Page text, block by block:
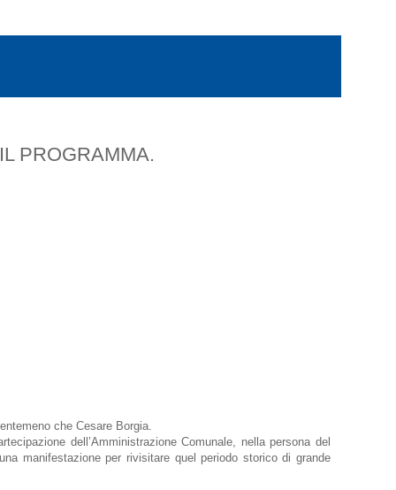
PROGRAMMA.
che Cesare Borgia.
dell’Amministrazione Comunale, nella persona del
manifestazione per rivisitare quel periodo storico di grande